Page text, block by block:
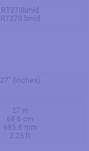
RT270bmid
RT270 bmid
27" (inches)
27 in
68.6 cm
685.8 mm
2.25 ft